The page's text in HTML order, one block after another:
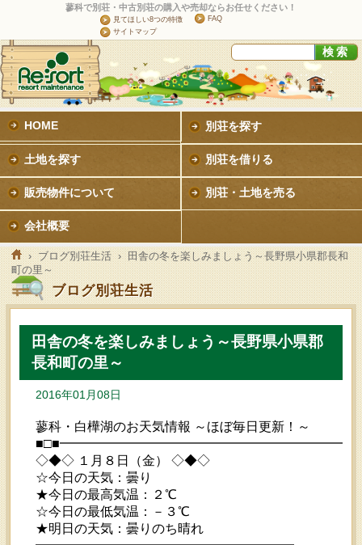
蓼科で別荘・中古別荘の購入や売却ならお任せください！
見てほしい8つの特徴
FAQ
サイトマップ
HOME 別荘を探す
土地を探す 別荘を借りる
販売物件について 別荘・土地を売る
会社概要
›ブログ別荘生活› 田舎の冬を楽しみましょう～長野県小県郡長和
町の里～
ブログ別荘生活
田舎の冬を楽しみましょう～長野県小県郡
長和町の里～
2016年01月08日
蓼科・白樺湖のお天気情報 ～ほぼ毎日更新！～
◇◆◇ １月８日（金） ◇◆◇
☆今日の天気：曇り
★今日の最高気温：２℃
☆今日の最低気温：－３℃
★明日の天気：曇りのち晴れ